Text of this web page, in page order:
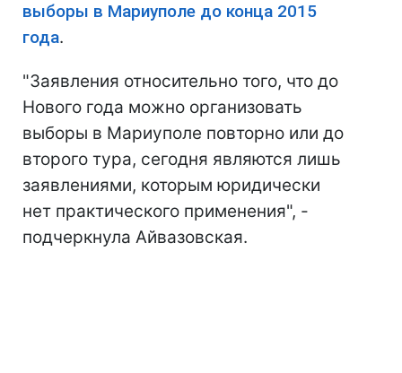
выборы в Мариуполе до конца 2015
года.
"Заявления относительно того, что до
Нового года можно организовать
выборы в Мариуполе повторно или до
второго тура, сегодня являются лишь
заявлениями, которым юридически
нет практического применения", -
подчеркнула Айвазовская.